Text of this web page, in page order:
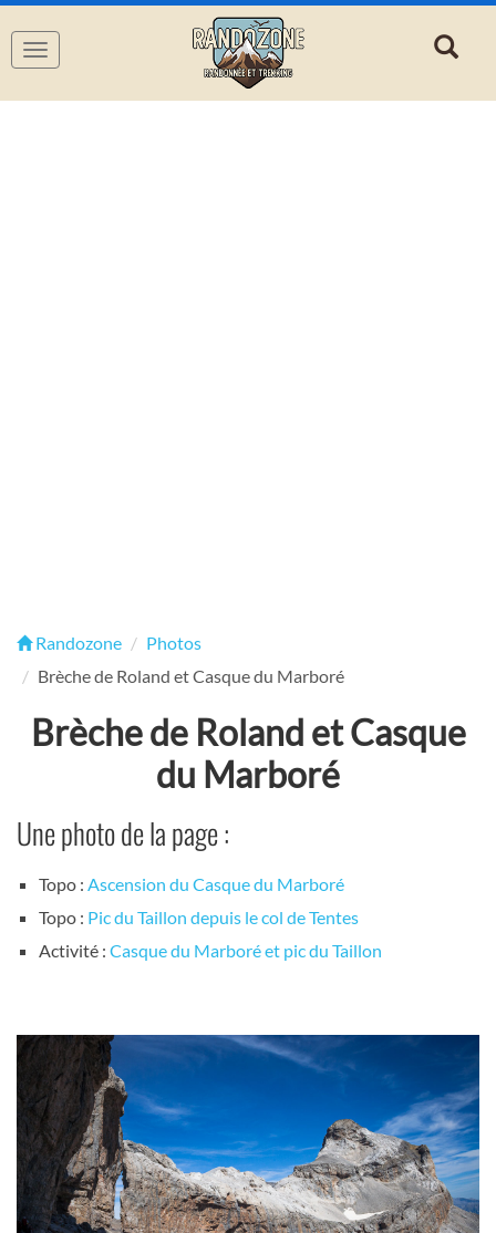
Navigation
Randozone
Photos
Brèche de Roland et Casque du Marboré
Brèche de Roland et Casque
du Marboré
Une photo de la page :
Topo : Ascension du Casque du Marboré
Topo : Pic du Taillon depuis le col de Tentes
Activité : Casque du Marboré et pic du Taillon